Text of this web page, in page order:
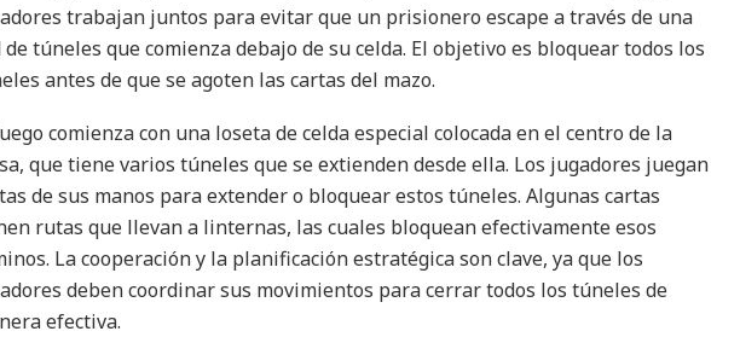
trabajan juntos para evitar que un prisionero escape a través de una
de túneles que comienza debajo de su celda. El objetivo es bloquear todos los
antes de que se agoten las cartas del mazo.
comienza con una loseta de celda especial colocada en el centro de la
que tiene varios túneles que se extienden desde ella. Los jugadores juegan
de sus manos para extender o bloquear estos túneles. Algunas cartas
rutas que llevan a linternas, las cuales bloquean efectivamente esos
La cooperación y la planificación estratégica son clave, ya que los
deben coordinar sus movimientos para cerrar todos los túneles de
efectiva​.